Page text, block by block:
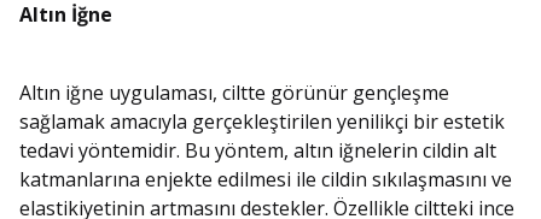
Altın İğne
Altın iğne uygulaması, ciltte görünür gençleşme
sağlamak amacıyla gerçekleştirilen yenilikçi bir estetik
tedavi yöntemidir. Bu yöntem, altın iğnelerin cildin alt
katmanlarına enjekte edilmesi ile cildin sıkılaşmasını ve
elastikiyetinin artmasını destekler. Özellikle ciltteki ince